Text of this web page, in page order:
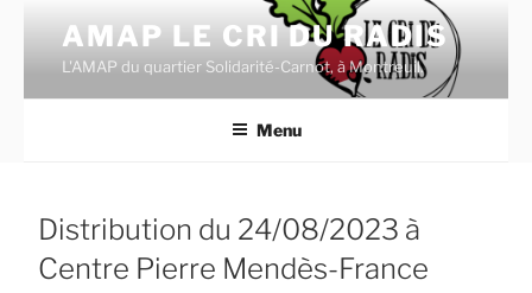
contenu
principal
AMAP LE CRI DU RADIS
L'AMAP du quartier Solidarité-Carnot, à Montreuil.
Menu
Distribution du 24/08/2023 à
Centre Pierre Mendès-France